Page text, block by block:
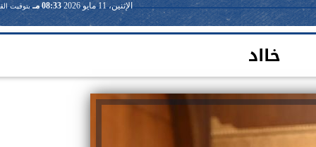
الإثنين، 11 مايو 2026 08:33 مـ بتوقيت
خااد
فريق طبي بقسم الأنف والأذن